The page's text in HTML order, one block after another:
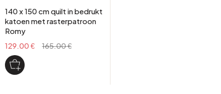
140 x 150 cm quilt in bedrukt
katoen met rasterpatroon
Romy
129.00 €
165.00 €